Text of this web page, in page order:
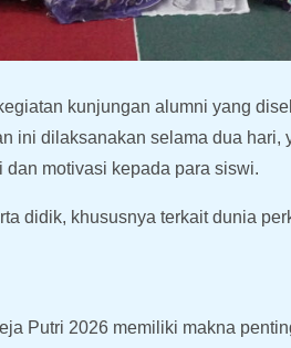
kunjungan alumni yang
ini dilaksanakan selama dua
motivasi kepada para siswi.
didik, khususnya terkait dunia
Putri 2026 memiliki makna